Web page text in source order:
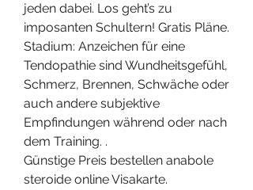
jeden dabei. Los geht’s zu
imposanten Schultern! Gratis Pläne.
Stadium: Anzeichen für eine
Tendopathie sind Wundheitsgefühl,
Schmerz, Brennen, Schwäche oder
auch andere subjektive
Empfindungen während oder nach
dem Training. .
Günstige Preis bestellen anabole
steroide online Visakarte.